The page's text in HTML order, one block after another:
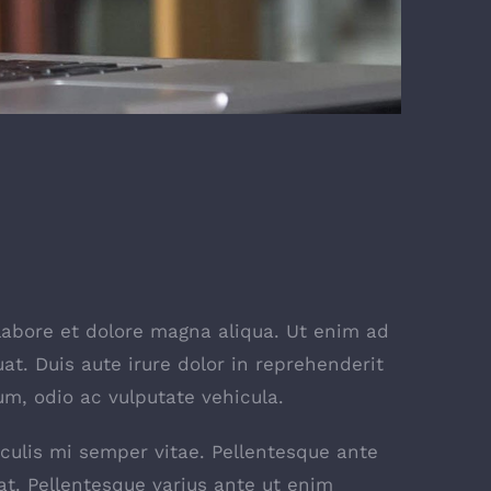
et dolore magna aliqua. Ut enim ad
Duis aute irure dolor in reprehenderit
odio ac vulputate vehicula.
mi semper vitae. Pellentesque ante
Pellentesque varius ante ut enim